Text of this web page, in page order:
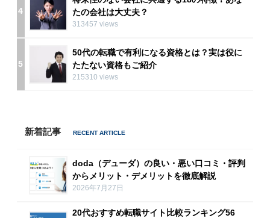
4
たの会社は大丈夫？
313457 views
5
50代の転職で有利になる資格とは？実は役に
たたない資格もご紹介
215310 views
新着記事
doda（デューダ）の良い・悪い口コミ・評判
からメリット・デメリットを徹底解説
2026年7月27日
20代おすすめ転職サイト比較ランキング56